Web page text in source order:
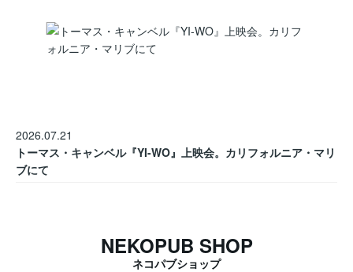
2026.07.21
トーマス・キャンベル『YI-WO』上映会。カリフォルニア・マリ
ブにて
NEKOPUB SHOP
ネコパブショップ